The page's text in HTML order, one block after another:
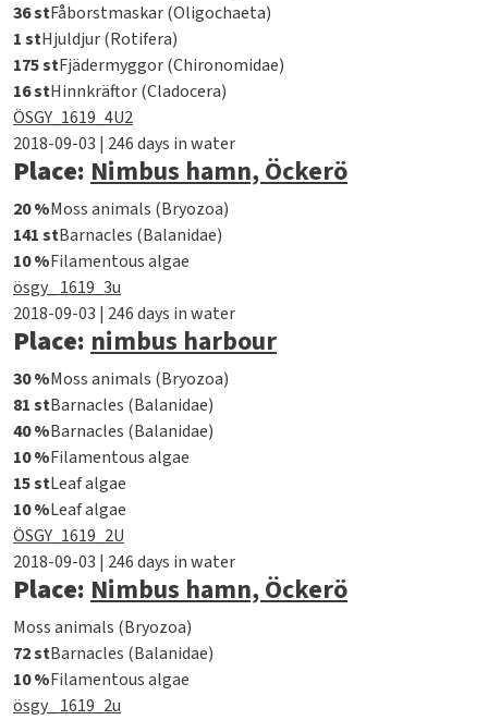
36 stFåborstmaskar (Oligochaeta)
1 stHjuldjur (Rotifera)
175 stFjädermyggor (Chironomidae)
16 stHinnkräftor (Cladocera)
ÖSGY_1619_4U2
2018-09-03 | 246 days in water
Place:Nimbus hamn, Öckerö
20 %Moss animals (Bryozoa)
141 stBarnacles (Balanidae)
10 %Filamentous algae
ösgy_ 1619_3u
2018-09-03 | 246 days in water
Place:nimbus harbour
30 %Moss animals (Bryozoa)
81 stBarnacles (Balanidae)
40 %Barnacles (Balanidae)
10 %Filamentous algae
15 stLeaf algae
10 %Leaf algae
ÖSGY_1619_2U
2018-09-03 | 246 days in water
Place:Nimbus hamn, Öckerö
Moss animals (Bryozoa)
72 stBarnacles (Balanidae)
10 %Filamentous algae
ösgy_ 1619_2u